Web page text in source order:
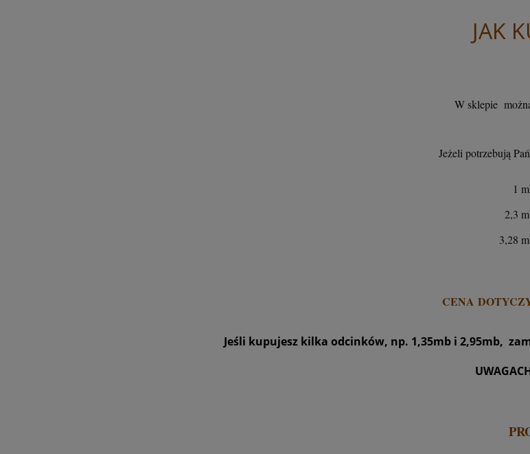
JAK
W sklepie
Jeżeli potrzebują
1
2,3
3,28
CENA
Jeśli kupujesz kilka odcinków, np. 1,35mb i 2,95mb,